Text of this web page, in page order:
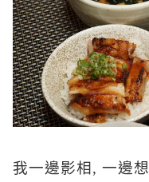
我一邊影相 , 一邊想